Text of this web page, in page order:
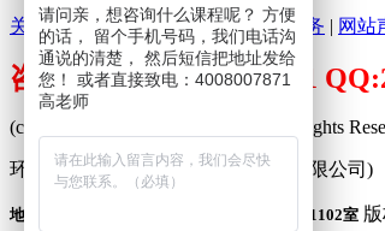
关于环球培训网|分支机构|广告服务 | 网站
咨询电话：400-800-7871
(c)2009-2026 www.peixuncn.net All Rights
环球培训网™ (合肥寰品信息科技有限公司)
地址：合肥市庐阳区固镇路3388号旭辉中心1102室
请问亲，想咨询什么课程呢？ 方便
的话， 留个手机号码，我们电话沟
通说的清楚， 然后短信把地址发给
您！ 或者直接致电：4008007871
高老师